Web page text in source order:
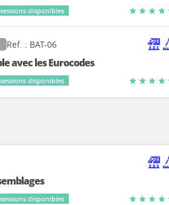
disponibles
Ref. : BAT-06
avec les Eurocodes
disponibles
disponibles